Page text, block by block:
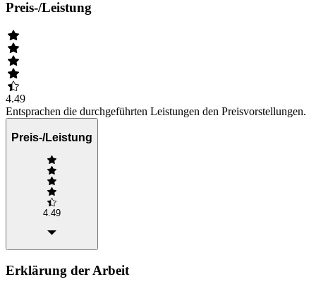
Preis-/Leistung
4.49
Entsprachen die durchgeführten Leistungen den Preisvorstellungen.
Preis-/Leistung
4.49
Erklärung der Arbeit